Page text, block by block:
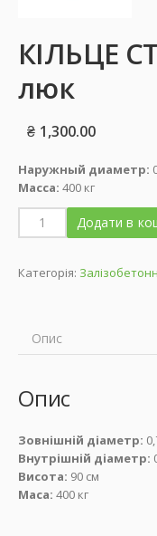
КІЛЬЦЕ
люк
₴ 1,300.00
Наружный диаметр:
Масса: 400 кг
Додати в
Категорія:
Опис
Опис
Зовнішній діаметр:
Внутрішній діаметр:
Висота: 90 см
Маса: 400 кг